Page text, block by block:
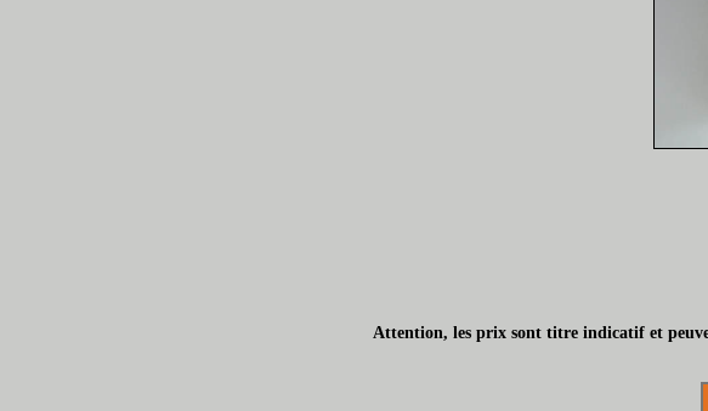
Attention, les prix sont titre indicatif et